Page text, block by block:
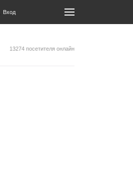
Вход
13274 посетителя онлайн